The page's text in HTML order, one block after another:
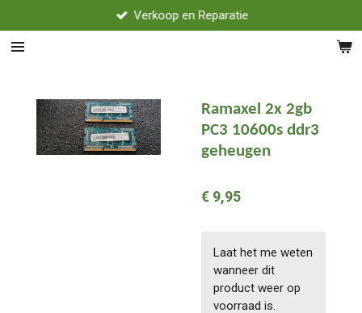
direct
naar
Verkoop en Reparatie
Ramaxel 2x 2gb
PC3 10600s ddr3
geheugen
€ 9,95
Laat het me weten
wanneer dit
product weer op
voorraad is.